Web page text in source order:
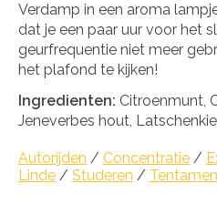
Verdamp in een aroma
dat je een paar uur voor het
geurfrequentie niet meer
het plafond te kijken!
Ingredienten: Citroenmunt,
Jeneverbes hout,
Autorijden / Concentratie /
Linde / Studeren /